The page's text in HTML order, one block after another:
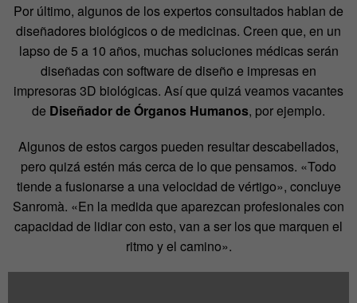
Por último, algunos de los expertos consultados hablan de
diseñadores biológicos o de medicinas. Creen que, en un
lapso de 5 a 10 años, muchas soluciones médicas serán
diseñadas con software de diseño e impresas en
impresoras 3D biológicas. Así que quizá veamos vacantes
de Diseñador de Órganos Humanos, por ejemplo.
Algunos de estos cargos pueden resultar descabellados,
pero quizá estén más cerca de lo que pensamos. «Todo
tiende a fusionarse a una velocidad de vértigo», concluye
Sanromà. «En la medida que aparezcan profesionales con
capacidad de lidiar con esto, van a ser los que marquen el
ritmo y el camino».